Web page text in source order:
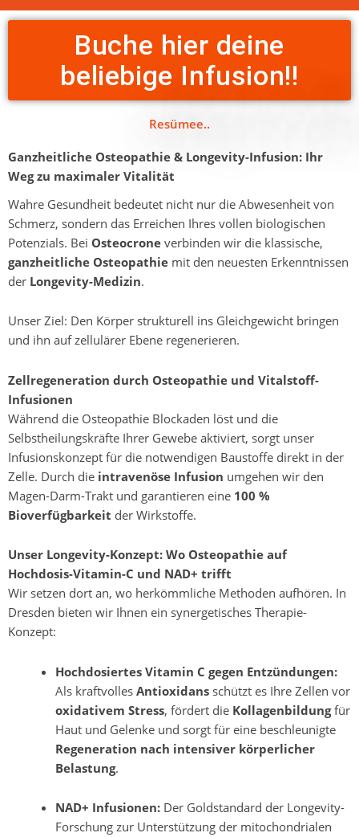
Buche hier deine
beliebige Infusion!!
Resümee..
Ganzheitliche Osteopathie & Longevity-Infusion: Ihr
Weg zu maximaler Vitalität
Wahre Gesundheit bedeutet nicht nur die Abwesenheit von
Schmerz, sondern das Erreichen Ihres vollen biologischen
Potenzials. Bei Osteocrone verbinden wir die klassische,
ganzheitliche Osteopathie mit den neuesten Erkenntnissen
der Longevity-Medizin.
Unser Ziel: Den Körper strukturell ins Gleichgewicht bringen
und ihn auf zellulärer Ebene regenerieren.
Zellregeneration durch Osteopathie und Vitalstoff-
Infusionen
Während die Osteopathie Blockaden löst und die
Selbstheilungskräfte Ihrer Gewebe aktiviert, sorgt unser
Infusionskonzept für die notwendigen Baustoffe direkt in der
Zelle. Durch die intravenöse Infusion umgehen wir den
Magen-Darm-Trakt und garantieren eine 100 %
Bioverfügbarkeit der Wirkstoffe.
Unser Longevity-Konzept: Wo Osteopathie auf
Hochdosis-Vitamin-C und NAD+ trifft
Wir setzen dort an, wo herkömmliche Methoden aufhören. In
Dresden bieten wir Ihnen ein synergetisches Therapie-
Konzept:
Hochdosiertes Vitamin C gegen Entzündungen:
Als kraftvolles Antioxidansschützt es Ihre Zellen vor
oxidativem Stress, fördert die Kollagenbildungfür
Haut und Gelenke und sorgt für eine beschleunigte
Regeneration nach intensiver körperlicher
Belastung.
NAD+ Infusionen:Der Goldstandard der Longevity-
Forschung zur Unterstützung der mitochondrialen